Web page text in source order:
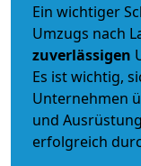
Ein wichtiger
Umzugs nach
zuverlässigen
Es ist wichtig,
Unternehmen
und
erfolgreich